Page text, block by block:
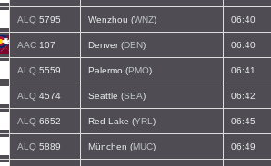
ALQ 5795 Wenzhou (WNZ) 06:40
AAC 107 Denver (DEN) 06:40
ALQ 5559 Palermo (PMO) 06:41
ALQ 4574 Seattle (SEA) 06:42
ALQ 6652 Red Lake (YRL ) 06:45
ALQ 5889 München (MUC) 06:49